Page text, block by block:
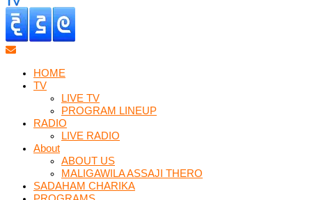
HOME
TV
LIVE TV
PROGRAM LINEUP
RADIO
LIVE RADIO
About
ABOUT US
MALIGAWILA ASSAJI THERO
SADAHAM CHARIKA